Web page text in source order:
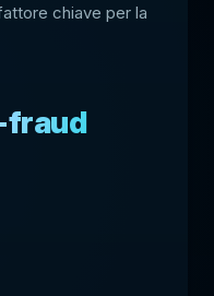
chiave per la
fraud